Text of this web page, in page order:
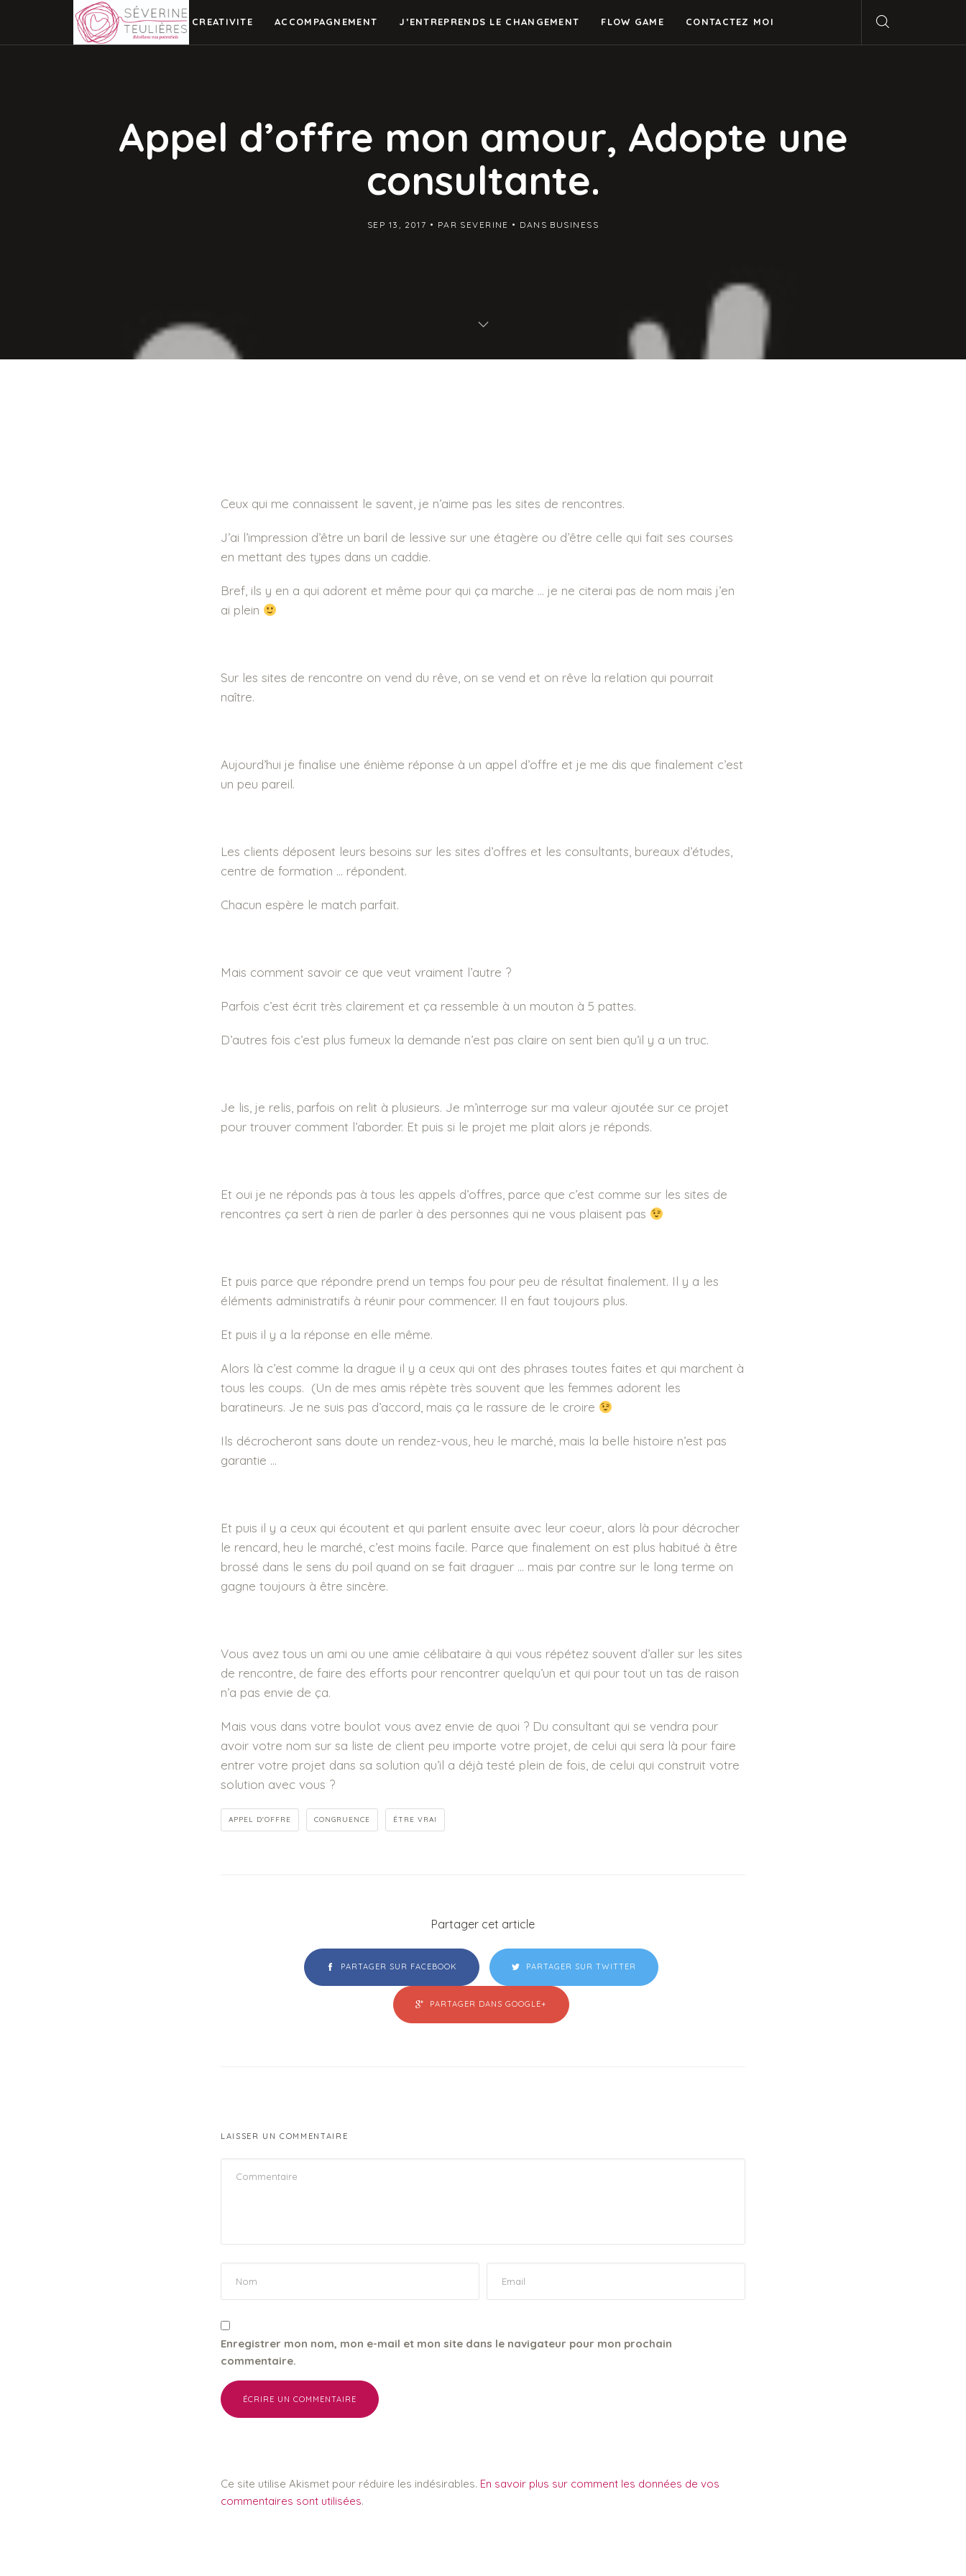
CREATIVITE ACCOMPAGNEMENT J’ENTREPRENDS LE CHANGEMENT FLOW GAME CONTACTEZ MOI
Appel d’offre mon amour, Adopte une
consultante.
SEP 13, 2017 PAR SEVERINE DANS BUSINESS
Ceux qui me connaissent le savent, je n’aime pas les sites de rencontres.
J’ai l’impression d’être un baril de lessive sur une étagère ou d’être celle qui fait ses courses
en mettant des types dans un caddie.
Bref, ils y en a qui adorent et même pour qui ça marche … je ne citerai pas de nom mais j’en
ai plein
Sur les sites de rencontre on vend du rêve, on se vend et on rêve la relation qui pourrait
naître.
Aujourd’hui je finalise une énième réponse à un appel d’offre et je me dis que finalement c’est
un peu pareil.
Les clients déposent leurs besoins sur les sites d’offres et les consultants, bureaux d’études,
centre de formation … répondent.
Chacun espère le match parfait.
Mais comment savoir ce que veut vraiment l’autre ?
Parfois c’est écrit très clairement et ça ressemble à un mouton à 5 pattes.
D’autres fois c’est plus fumeux la demande n’est pas claire on sent bien qu’il y a un truc.
Je lis, je relis, parfois on relit à plusieurs. Je m’interroge sur ma valeur ajoutée sur ce projet
pour trouver comment l’aborder. Et puis si le projet me plait alors je réponds.
Et oui je ne réponds pas à tous les appels d’offres, parce que c’est comme sur les sites de
rencontres ça sert à rien de parler à des personnes qui ne vous plaisent pas
Et puis parce que répondre prend un temps fou pour peu de résultat finalement. Il y a les
éléments administratifs à réunir pour commencer. Il en faut toujours plus.
Et puis il y a la réponse en elle même.
Alors là c’est comme la drague il y a ceux qui ont des phrases toutes faites et qui marchent à
tous les coups. (Un de mes amis répète très souvent que les femmes adorent les
baratineurs. Je ne suis pas d’accord, mais ça le rassure de le croire
Ils décrocheront sans doute un rendez-vous, heu le marché, mais la belle histoire n’est pas
garantie …
Et puis il y a ceux qui écoutent et qui parlent ensuite avec leur coeur, alors là pour décrocher
le rencard, heu le marché, c’est moins facile. Parce que finalement on est plus habitué à être
brossé dans le sens du poil quand on se fait draguer … mais par contre sur le long terme on
gagne toujours à être sincère.
Vous avez tous un ami ou une amie célibataire à qui vous répétez souvent d’aller sur les sites
de rencontre, de faire des efforts pour rencontrer quelqu’un et qui pour tout un tas de raison
n’a pas envie de ça.
Mais vous dans votre boulot vous avez envie de quoi ? Du consultant qui se vendra pour
avoir votre nom sur sa liste de client peu importe votre projet, de celui qui sera là pour faire
entrer votre projet dans sa solution qu’il a déjà testé plein de fois, de celui qui construit votre
solution avec vous ?
APPEL D'OFFRE CONGRUENCE ÊTRE VRAI
Partager cet article
PARTAGER SUR FACEBOOK PARTAGER SUR TWITTER
PARTAGER DANS GOOGLE+
LAISSER UN COMMENTAIRE
Enregistrer mon nom, mon e-mail et mon site dans le navigateur pour mon prochain
commentaire.
Ce site utilise Akismet pour réduire les indésirables. En savoir plus sur comment les données de vos
commentaires sont utilisées.